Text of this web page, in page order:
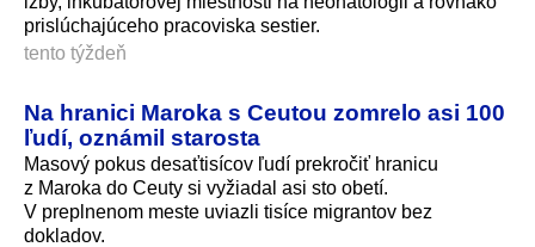
prislúchajúceho pracoviska sestier.
tento týždeň
Na hranici Maroka s Ceutou zomrelo asi 100
ľudí, oznámil starosta
Masový pokus desaťtisícov ľudí prekročiť hranicu
z Maroka do Ceuty si vyžiadal asi sto obetí.
V preplnenom meste uviazli tisíce migrantov bez
dokladov.